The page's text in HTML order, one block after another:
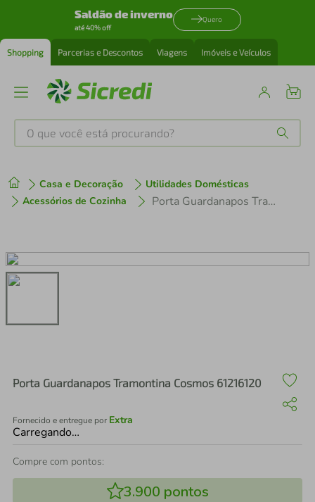
Saldão de inverno
até 40% off
Quero
Shopping Parcerias e Descontos Viagens Imóveis e Veículos
O que você está procurando?
Casa e Decoração
Utilidades Domésticas
Acessórios de Cozinha
Porta Guardanapos Tramontina Cosmos 61216120
Porta Guardanapos Tramontina Cosmos 61216120
Fornecido e entregue por Extra
Carregando…
Compre com pontos:
3.900 pontos
1º tenis
3º